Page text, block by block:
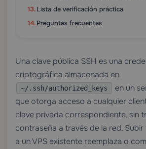
Lista de verificación práctica
Preguntas frecuentes
Una clave pública SSH es una
criptográfica almacenada en
~/.ssh/authorized_keys
en un
que otorga acceso a cualquier
clave privada correspondiente, sin
contraseña a través de la red.
a un VPS existente reemplaza o